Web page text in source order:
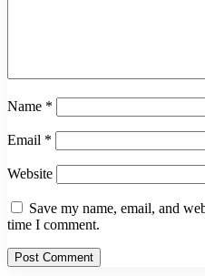
Name *
Email *
Website
Save my name, email, and
time I comment.